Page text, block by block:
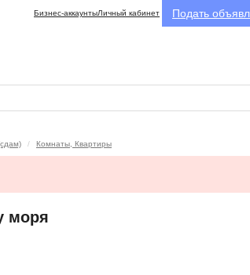
Бизнес-аккаунтыЛичный кабинет Подать
Комнаты, Квартиры
моря